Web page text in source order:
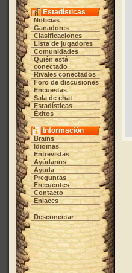
Estadísticas
Noticias
Ganadores
Clasificaciones
Lista de jugadores
Comunidades
Quién está
conectado
Rivales conectados
Foro de discusiones
Encuestas
Sala de chat
Estadísticas
Éxitos
Información
Brains
Idiomas
Entrevistas
Ayúdanos
Ayuda
Preguntas
Frecuentes
Contacto
Enlaces
Desconectar